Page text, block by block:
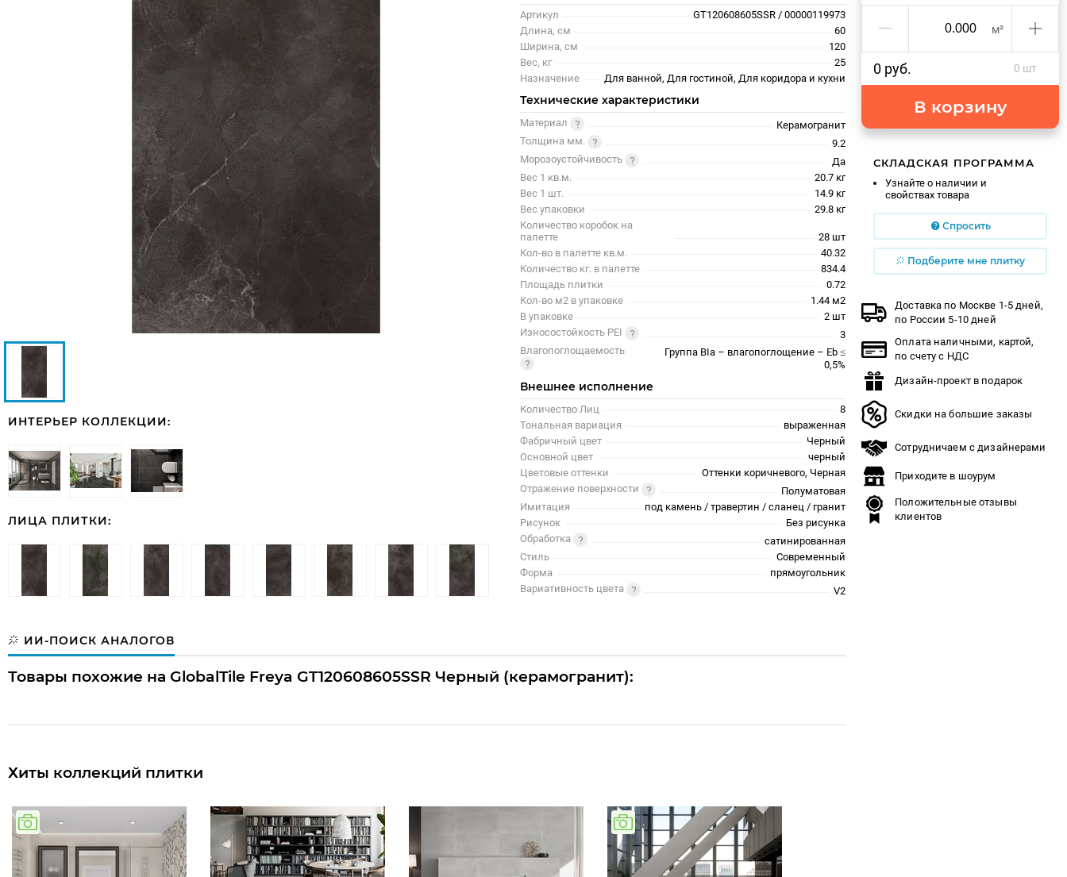
ИНТЕРЬЕР КОЛЛЕКЦИИ:
ЛИЦА ПЛИТКИ:
Артикул
GT120608605SSR / 00000119973
Длина, см
60
Ширина, см
120
Вес, кг
25
Назначение
Для ванной, Для гостиной, Для коридора и кухни
Технические характеристики
Материал
Керамогранит
Толщина мм.
9.2
Морозоустойчивость
Да
Вес 1 кв.м.
20.7 кг
Вес 1 шт.
14.9 кг
Вес упаковки
29.8 кг
Количество коробок на
палетте
28 шт
Кол-во в палетте кв.м.
40.32
Количество кг. в палетте
834.4
Площадь плитки
0.72
Кол-во м2 в упаковке
1.44 м2
В упаковке
2 шт
Износостойкость PEI
3
Влагопоглощаемость
Группа BIa – влагопоглощение – Eb ≤
0,5%
Внешнее исполнение
Количество Лиц
8
Тональная вариация
выраженная
Фабричный цвет
Черный
Основной цвет
черный
Цветовые оттенки
Оттенки коричневого, Черная
Отражение поверхности
Полуматовая
Имитация
под камень / травертин / сланец / гранит
Рисунок
Без рисунка
Обработка
сатинированная
Стиль
Современный
Форма
прямоугольник
Вариативность цвета
V2
ИИ-ПОИСК АНАЛОГОВ
Товары похожие на GlobalTile Freya GT120608605SSR Черный (керамогранит):
Хиты коллекций плитки
м²
0 руб. 0 шт
В корзину
СКЛАДСКАЯ ПРОГРАММА
Узнайте о наличии и
свойствах товара
Спросить
Подберите мне плитку
Доставка по Москве 1-5 дней,
по России 5-10 дней
Оплата наличными, картой,
по счету с НДС
Дизайн-проект в подарок
Скидки на большие заказы
Сотрудничаем с дизайнерами
Приходите в шоурум
Положительные отзывы
клиентов